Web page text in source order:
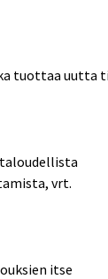
tuottaa uutta
vrt.
itse